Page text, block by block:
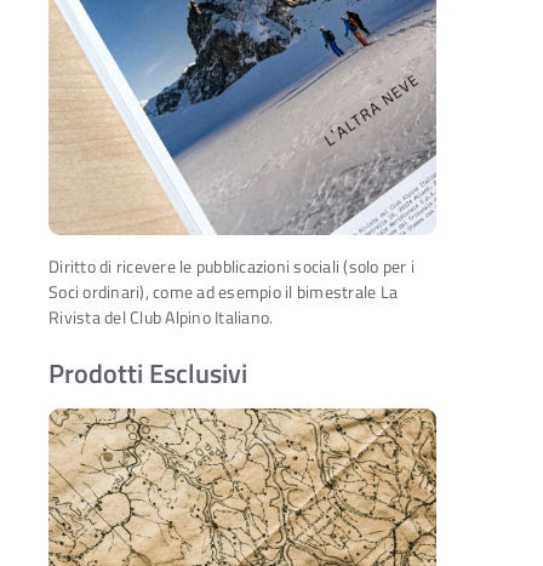
Diritto di ricevere le pubblicazioni sociali (solo per i
Soci ordinari), come ad esempio il bimestrale La
Rivista del Club Alpino Italiano.
Prodotti Esclusivi